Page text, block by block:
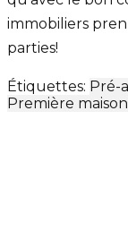
immobiliers
parties!
Étiquettes: Pré-
Première maison